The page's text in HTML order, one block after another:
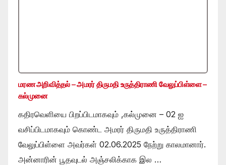
மரண அறிவித்தல் – அமரர் திருமதி உருத்திராணி வேலுப்பிள்ளை –
கல்முனை
கதிரவெளியை பிறப்பிடமாகவும் ,கல்முனை – 02 ஐ
வசிப்பிடமாகவும் கொண்ட அமரர் திருமதி உருத்திராணி
வேலுப்பிள்ளை அவர்கள் 02.06.2025 நேற்று காலமானார்.
அன்னாரின் பூதவுடல் அஞ்சலிக்காக இல …